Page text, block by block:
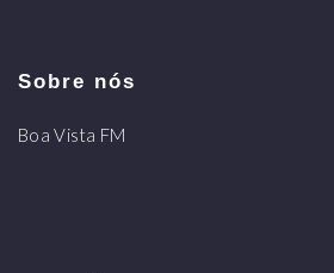
Sobre nós
Boa Vista FM